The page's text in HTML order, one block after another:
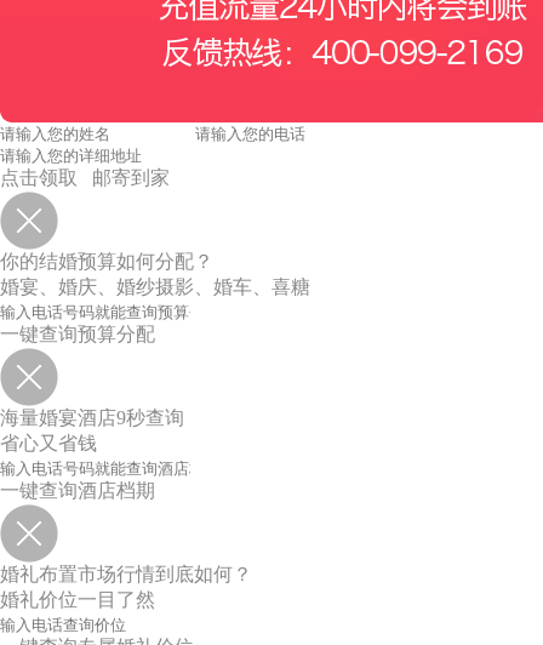
点击领取 邮寄到家
你的结婚预算如何分配？
婚宴、婚庆、婚纱摄影、婚车、喜糖
一键查询预算分配
海量婚宴酒店9秒查询
省心又省钱
一键查询酒店档期
婚礼布置市场行情到底如何？
婚礼价位一目了然